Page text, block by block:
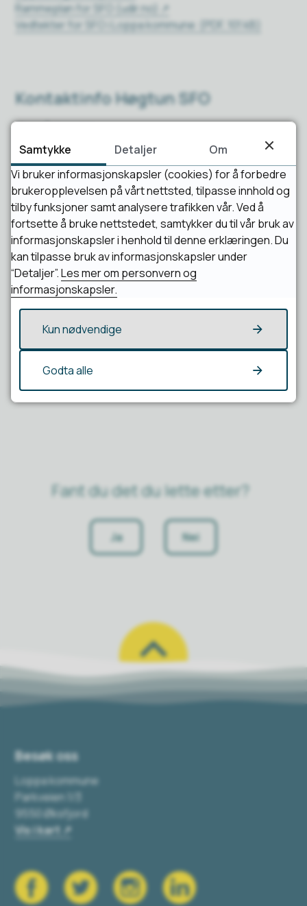
Rammeplan for SFO (udir.no)
Vedtekter for SFO i Loppa kommune
(PDF, 101 kB)
Kontaktinfo Høgtun SFO
Vibeke Berg
SFO-leder
Ingrid Sofie Tjikkom
Publisert 21.01.2022 10:50
Sist endret 19.11.2024 09:53
Fant du det du lette etter?
Ja Nei
Besøk oss
Loppa kommune
Parkveien 1/3
9550 Øksfjord
Vis i kart
Samtykke Detaljer
Om
Vi bruker informasjonskapsler (cookies) for å forbedre
brukeropplevelsen på vårt nettsted, tilpasse innhold og
tilby funksjoner samt analysere trafikken vår. Ved å
fortsette å bruke nettstedet, samtykker du til vår bruk av
informasjonskapsler i henhold til denne erklæringen. Du
kan tilpasse bruk av informasjonskapsler under
“Detaljer”.Les mer om personvern og
informasjonskapsler.
Kun nødvendige
Godta alle